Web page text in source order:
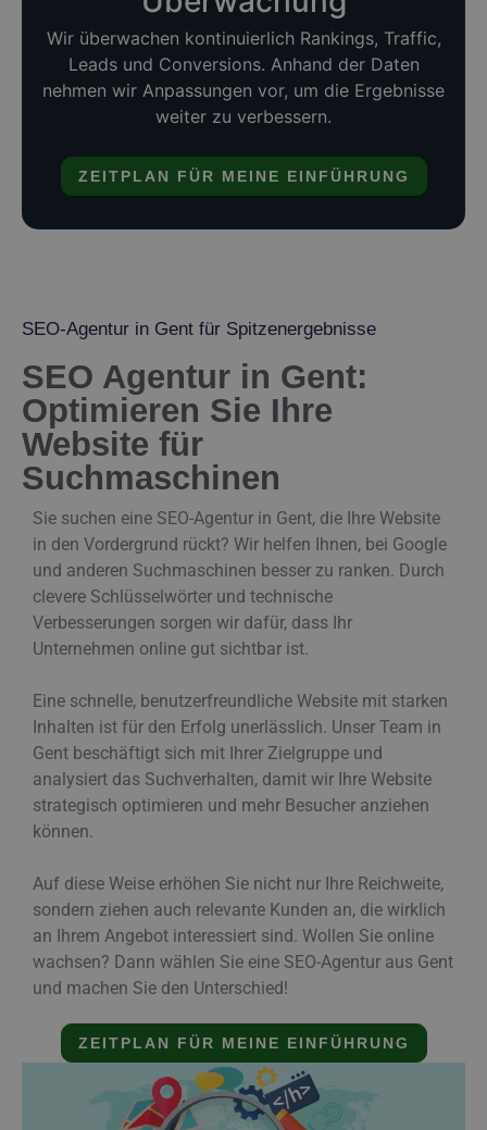
Wir überwachen kontinuierlich Rankings, Traffic,
Leads und Conversions. Anhand der Daten
nehmen wir Anpassungen vor, um die Ergebnisse
weiter zu verbessern.
ZEITPLAN FÜR MEINE EINFÜHRUNG
SEO-Agentur in Gent für Spitzenergebnisse
SEO Agentur in Gent:
Optimieren Sie Ihre
Website für
Suchmaschinen
Sie suchen eine SEO-Agentur in Gent, die Ihre Website
in den Vordergrund rückt? Wir helfen Ihnen, bei Google
und anderen Suchmaschinen besser zu ranken. Durch
clevere Schlüsselwörter und technische
Verbesserungen sorgen wir dafür, dass Ihr
Unternehmen online gut sichtbar ist.
Eine schnelle, benutzerfreundliche Website mit starken
Inhalten ist für den Erfolg unerlässlich. Unser Team in
Gent beschäftigt sich mit Ihrer Zielgruppe und
analysiert das Suchverhalten, damit wir Ihre Website
strategisch optimieren und mehr Besucher anziehen
können.
Auf diese Weise erhöhen Sie nicht nur Ihre Reichweite,
sondern ziehen auch relevante Kunden an, die wirklich
an Ihrem Angebot interessiert sind. Wollen Sie online
wachsen? Dann wählen Sie eine SEO-Agentur aus Gent
und machen Sie den Unterschied!
ZEITPLAN FÜR MEINE EINFÜHRUNG